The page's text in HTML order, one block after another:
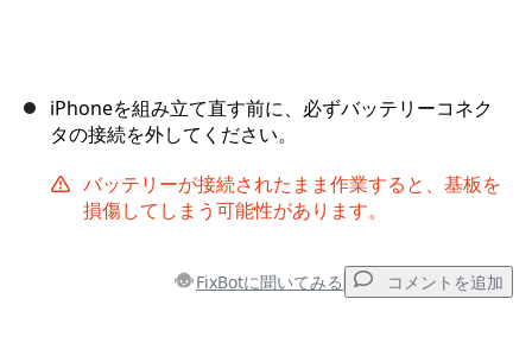
iPhoneを組み立て直す前に、必ずバッテリーコネク
タの接続を外してください。
バッテリーが接続されたまま作業すると、基板を
損傷してしまう可能性があります。
FixBotに聞いてみる コメントを追加